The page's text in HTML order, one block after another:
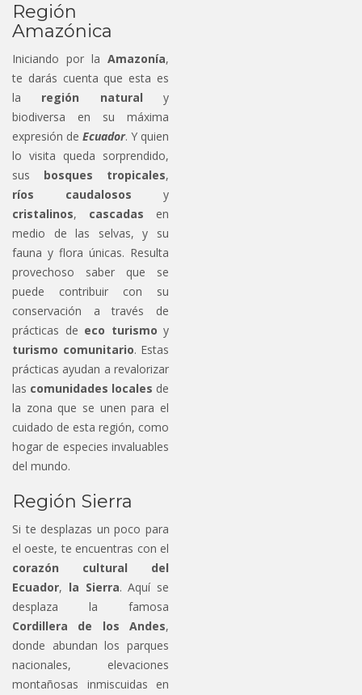
Región
Amazónica
Iniciando por la Amazonía,
te darás cuenta que esta es
la región natural y
biodiversa en su máxima
expresión de Ecuador. Y quien
lo visita queda sorprendido,
sus bosques tropicales,
ríos caudalosos y
cristalinos, cascadas en
medio de las selvas, y su
fauna y flora únicas. Resulta
provechoso saber que se
puede contribuir con su
conservación a través de
prácticas de eco turismo y
turismo comunitario. Estas
prácticas ayudan a revalorizar
las comunidades locales de
la zona que se unen para el
cuidado de esta región, como
hogar de especies invaluables
del mundo.
Región Sierra
Si te desplazas un poco para
el oeste, te encuentras con el
corazón cultural del
Ecuador, la Sierra. Aquí se
desplaza la famosa
Cordillera de los Andes,
donde abundan los parques
nacionales, elevaciones
montañosas inmiscuidas en